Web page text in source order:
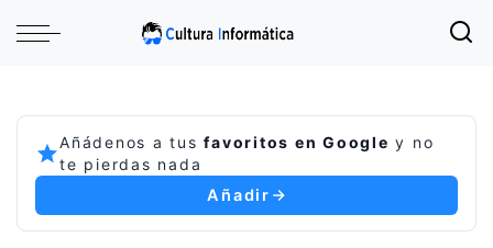
Añádenos a tusfavoritos en Google y no
te pierdas nada
Añadir